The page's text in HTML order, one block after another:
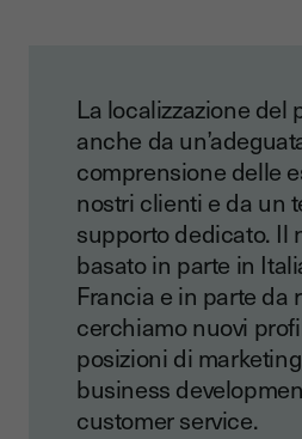
La localizzazione del
anche da
comprensione delle
nostri clienti e da un
supporto dedicato. Il
basato in parte in
Francia e in parte da
cerchiamo nuovi
posizioni di
business
customer service.